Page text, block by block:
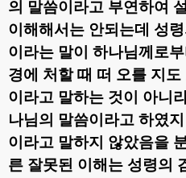
의 말씀이라고 부연하여
이해해서는 안되는데 성
이라는 말이 하나님께로
경에 처할 때 떠 오를 지
이라고 말하는 것이 아니
나님의 말씀이라고 하였
이라고 말하지 않았음을
른 잘못된 이해는 성령의